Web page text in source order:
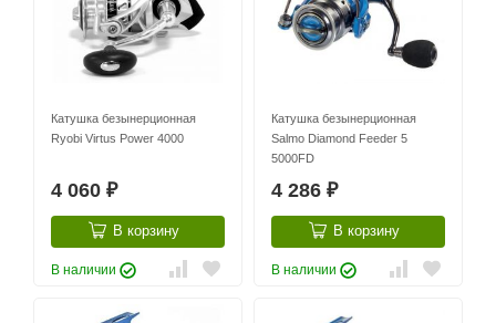
Катушка безынерционная
Ryobi Virtus Power 4000
4 060 ₽
В корзину
В наличии
Катушка безынерционная
Salmo Diamond Feeder 5
5000FD
4 286 ₽
В корзину
В наличии